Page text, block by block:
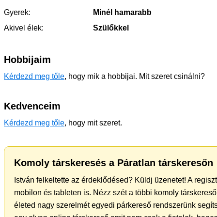
Gyerek:
Minél hamarabb
Akivel élek:
Szülőkkel
Hobbijaim
Kérdezd meg tőle, hogy mik a hobbijai. Mit szeret csinálni?
Kedvenceim
Kérdezd meg tőle, hogy mit szeret.
Komoly társkeresés a Páratlan társkeresőn
István felkeltette az érdeklődésed? Küldj üzenetet! A
mobilon és tableten is. Nézz szét a többi komoly
életed nagy szerelmét egyedi párkereső rendszerünk